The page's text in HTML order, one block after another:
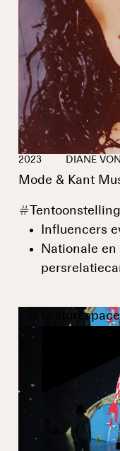
2023 DIANE
Mode & Kant
# Tentoonstelling
Influencers
Nationale
- ©